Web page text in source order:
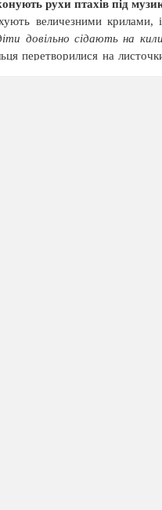
рухи птахів під
величезними крилами,
довільно сідають на
перетворилися на